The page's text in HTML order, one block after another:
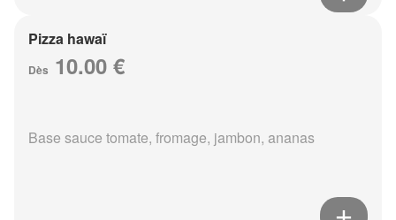
Pizza hawaï
Dès 10.00 €
Base sauce tomate, fromage, jambon, ananas